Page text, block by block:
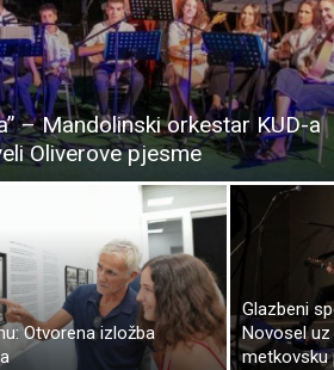
– Mandolinski orkestar KUD-a
Oliverove pjesme
Otvorena izložba
Glazbeni
Novosel
metkovsku